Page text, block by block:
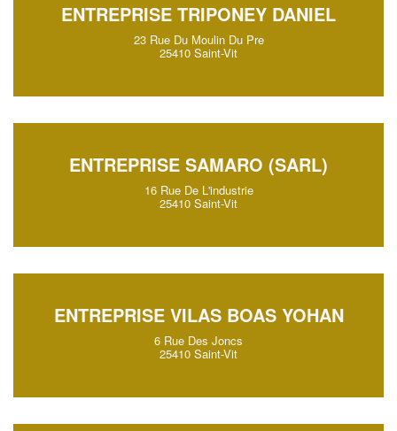
ENTREPRISE TRIPONEY DANIEL
23 Rue Du Moulin Du Pre
25410 Saint-Vit
ENTREPRISE SAMARO (SARL)
16 Rue De L'industrie
25410 Saint-Vit
ENTREPRISE VILAS BOAS YOHAN
6 Rue Des Joncs
25410 Saint-Vit